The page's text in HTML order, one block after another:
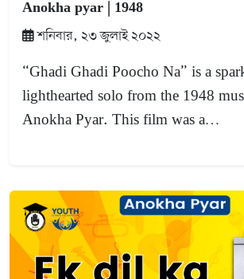
Anokha pyar | 1948
শনিবার, ২৩ জুলাই ২০২২
“Ghadi Ghadi Poocho Na” is a
lighthearted solo from the 1948
Anokha Pyar. This film was a…